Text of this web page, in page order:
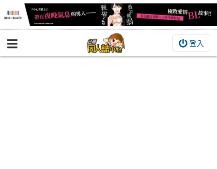
登入
BOOKY書集倉庫